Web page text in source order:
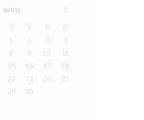
AVRIL
J V S
D
1
2 3
4
8 9 10
11
15 16 17
18
22 23 24
25
29 30